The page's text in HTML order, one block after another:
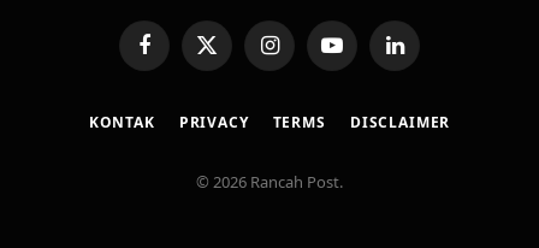
FacebookX
(Twitter)
InstagramYouTubeLinkedIn
KONTAK PRIVACY TERMS DISCLAIMER
© 2026 Rancah Post.